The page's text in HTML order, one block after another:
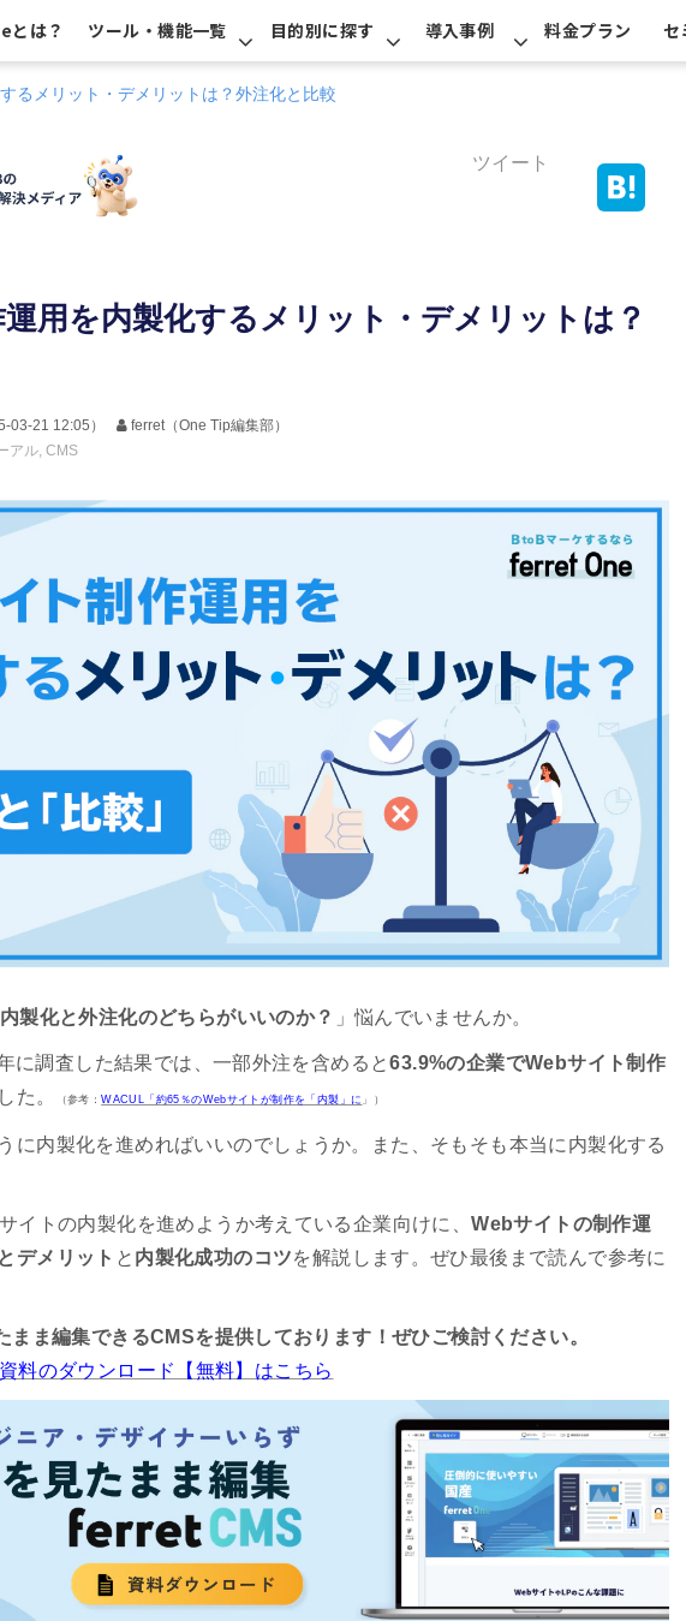
は？ ツール・機能一覧 目的別に探す 導入事例 料金プラン セ
るメリット・デメリットは？外注化と比較
ツイート
用を内製化するメリット・デメリットは？
03-21 12:05 ）
ferret（One Tip編集部）
アル CMS
製化と外注化のどちらがいいのか？ 」悩んでいませんか。
に調査した結果では、一部外注を含めると63.9%の企業でWebサイト制作
た。 （参考：WACUL「約65％のWebサイトが制作を「内製」に 」）
に内製化を進めればいいのでしょうか。また、そもそも本当に内製化する
イトの内製化を進めようか考えている企業向けに、Webサイトの制作運
デメリット と 内製化成功のコツを解説します。ぜひ最後まで読んで参考に
ま編集できるCMSを提供しております！ぜひご検討ください。
料のダウンロード【無料】はこちら